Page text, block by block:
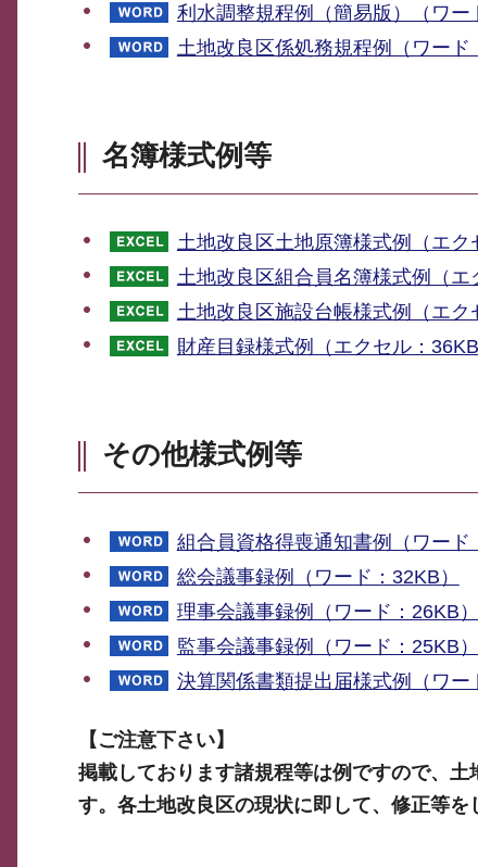
利水調整規程例（簡易版）（ワー
土地改良区係処務規程例（ワード
名簿様式例等
土地改良区土地原簿様式例（エク
土地改良区組合員名簿様式例（エ
土地改良区施設台帳様式例（エク
財産目録様式例（エクセル：36KB
その他様式例等
組合員資格得喪通知書例（ワード
総会議事録例（ワード：32KB）
理事会議事録例（ワード：26KB）
監事会議事録例（ワード：25KB）
決算関係書類提出届様式例（ワー
【ご注意下さい】
掲載しております諸規程等は例ですので、
す。各土地改良区の現状に即して、修正等を